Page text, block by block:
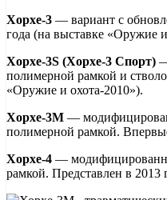
Хорхе-3 — вариант с
года (на выставке «Оружие
Хорхе-3S (Хорхе-3 Спорт)
полимерной рамкой и
«Оружие и охота-2010»).
Хорхе-3М —
полимерной рамкой.
Хорхе-4 —
рамкой. Представлен в 2013